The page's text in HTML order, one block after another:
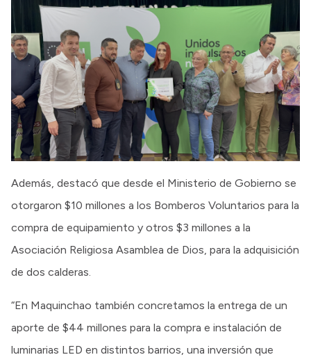
Además, destacó que desde el Ministerio de Gobierno se
otorgaron $10 millones a los Bomberos Voluntarios para la
compra de equipamiento y otros $3 millones a la
Asociación Religiosa Asamblea de Dios, para la adquisición
de dos calderas.
“En Maquinchao también concretamos la entrega de un
aporte de $44 millones para la compra e instalación de
luminarias LED en distintos barrios, una inversión que